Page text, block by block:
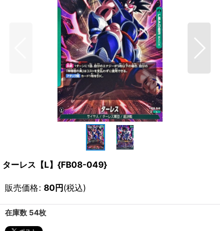
ターレス【L】{FB08-049}
販売価格: 80円(税込)
在庫数 54枚